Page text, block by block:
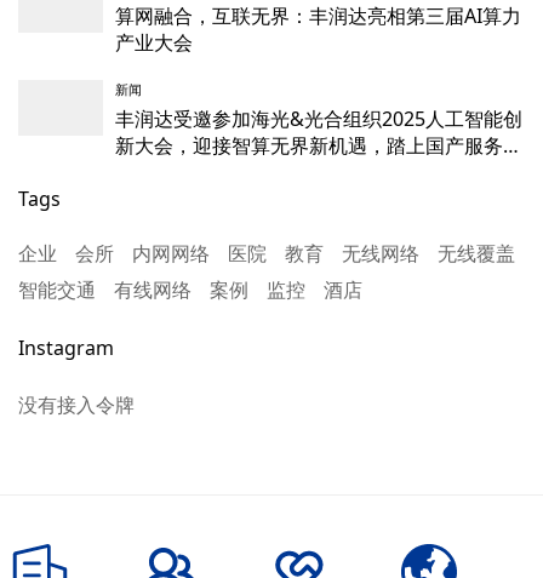
算网融合，互联无界：丰润达亮相第三届AI算力
产业大会
新闻
丰润达受邀参加海光&光合组织2025人工智能创
新大会，迎接智算无界新机遇，踏上国产服务器
Tags
企业 会所 内网网络 医院 教育 无线网络
无线覆盖
智能交通
有线网络 案例 监控 酒店
Instagram
没有接入令牌